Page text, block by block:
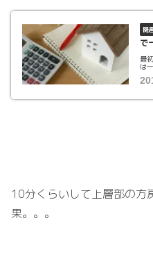
で
最
は
10分くらいして上層部の方
果。。。